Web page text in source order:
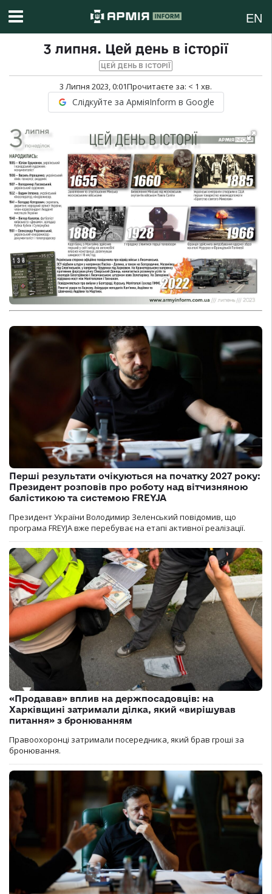
EN
3 липня. Цей день в історії
ЦЕЙ ДЕНЬ В ІСТОРІЇ
3 Липня 2023, 0:01Прочитаєте за: < 1 хв.
Слідкуйте за АрміяInform в Google
Перші результати очікуються на початку 2027 року:
Президент розповів про роботу над вітчизняною
балістикою та системою FREYJA
Президент України Володимир Зеленський повідомив, що
програма FREYJA вже перебуває на етапі активної реалізації.
«Продавав» вплив на держпосадовців: на
Харківщині затримали ділка, який «вирішував
питання» з бронюванням
Правоохоронці затримали посередника, який брав гроші за
бронювання.